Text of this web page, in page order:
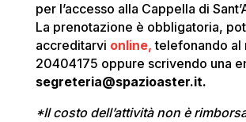
per l’accesso alla Cappella di
La prenotazione è obbligatoria,
accreditarvi online, telefonando al
20404175 oppure scrivendo una
segreteria@spazioaster.it.
*Il costo dell’attività non è